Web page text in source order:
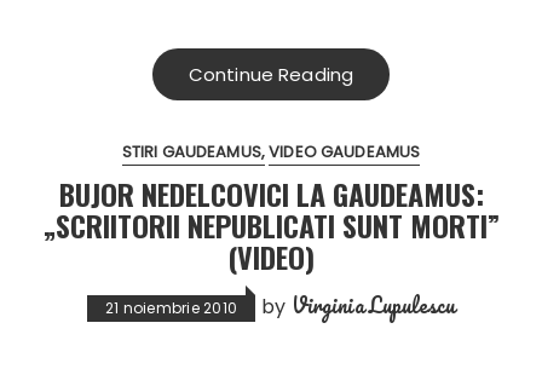
Continue Reading
STIRI GAUDEAMUS VIDEO GAUDEAMUS
BUJOR NEDELCOVICI LA GAUDEAMUS:
„SCRIITORII NEPUBLICATI SUNT MORTI”
(VIDEO)
21 noiembrie 2010 by Virginia Lupulescu